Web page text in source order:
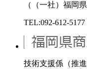
（（一社）福岡
TEL:092-612-
技術支援係（推